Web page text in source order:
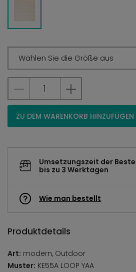
Wählen Sie die Größe aus
ZU DEM WARENKORB HINZUFÜGEN
Umsetzungszeit der
bis zu 3 Werktagen
Wie man bestellt
Produktdetails
Art: modern, Outdoor
Muster: KE55A LOOP YAA